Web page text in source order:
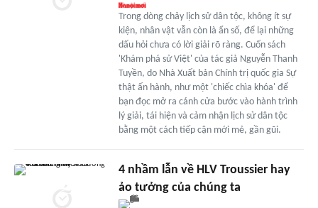
Trong dòng chảy lịch sử dân tộc, không ít sự
kiện, nhân vật vẫn còn là ẩn số, để lại những
dấu hỏi chưa có lời giải rõ ràng. Cuốn sách
'Khám phá sử Việt' của tác giả Nguyễn Thanh
Tuyền, do Nhà Xuất bản Chính trị quốc gia Sự
thật ấn hành, như một 'chiếc chìa khóa' để
bạn đọc mở ra cánh cửa bước vào hành trình
lý giải, tái hiện và cảm nhận lịch sử dân tộc
bằng một cách tiếp cận mới mẻ, gần gũi.
4 nhầm lẫn về HLV Troussier hay
ảo tưởng của chúng ta